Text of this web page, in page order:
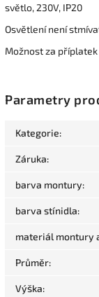
světlo, 230V, IP20
Osvětlení není
Možnost za příplatek
Parametry
Kategorie:
Záruka:
barva montury:
barva stínidla:
materiál montury
Průměr:
Výška: